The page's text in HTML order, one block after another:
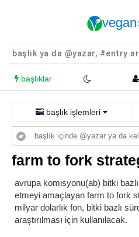
başlıklar
başlık işlemleri
farm to fork
avrupa komisyonu(ab) bitki
etmeyi amaçlayan farm to fork
milyar dolarlık fon, bitki bazlı
araştırılması için kullanılacak.